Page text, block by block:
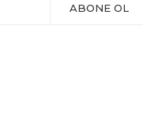
ABONE OL